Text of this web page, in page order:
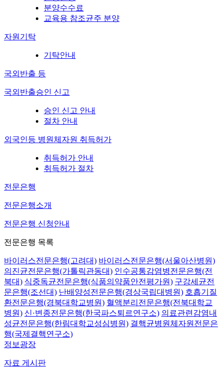
분양수수료
교육용 참조균주 분양
자원기탁
기탁안내
국외반출 등
국외반출승인 신고
승인 신고 안내
절차 안내
외국인등 병원체자원 취득허가
취득허가 안내
취득허가 절차
전문은행
전문은행소개
전문은행 신청안내
전문은행 목록
바이러스전문은행(고려대) 바이러스전문은행(서울아산병원)
의진균전문은행(가톨릭관동대) 인수공통감염병전문은행(전
북대) 식중독균전문은행(식품의약품안전평가원) 구강세균전
문은행(조선대) 난배양성전문은행(경상국립대병원) 호흡기질
환전문은행(경북대학교병원) 혈액분리전문은행(전북대학교
병원) 신·변종전문은행(한국파스퇴르연구소) 의료관련감염내
성균전문은행(한림대학교성심병원) 결핵균병원체자원전문은
행(국제결핵연구소)
정보광장
자료 게시판